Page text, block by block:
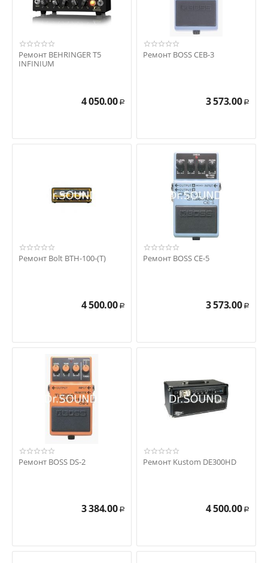
Ремонт BEHRINGER T5
INFINIUM
4 050.00 Р
Ремонт BOSS CEB-3
3 573.00 Р
Ремонт Bolt BTH-100-(T)
4 500.00 Р
Ремонт BOSS CE-5
3 573.00 Р
Ремонт BOSS DS-2
3 384.00 Р
Ремонт Kustom DE300HD
4 500.00 Р